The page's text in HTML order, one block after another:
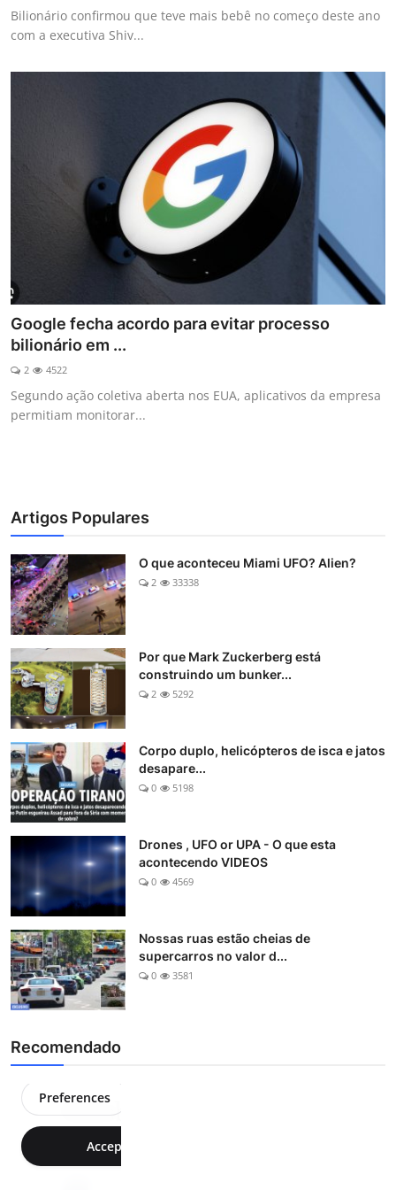
Bilionário confirmou que teve mais bebê no começo deste ano
com a executiva Shiv...
Google fecha acordo para evitar processo
bilionário em ...
2 4522
Segundo ação coletiva aberta nos EUA, aplicativos da empresa
permitiam monitorar...
Artigos Populares
O que aconteceu Miami UFO? Alien?
2 33338
Por que Mark Zuckerberg está
construindo um bunker...
2 5292
Corpo duplo, helicópteros de isca e jatos
desapare...
0 5198
Drones , UFO or UPA - O que esta
acontecendo VIDEOS
0 4569
Nossas ruas estão cheias de
supercarros no valor d...
0 3581
Recomendado